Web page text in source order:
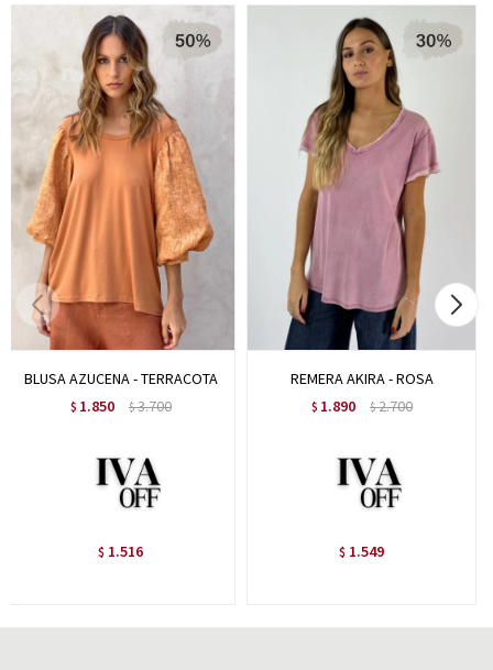
BLUSA AZUCENA - TERRACOTA
$ 1.850 $3.700
$ 1.516
REMERA AKIRA - ROSA
$ 1.890 $2.700
$ 1.549